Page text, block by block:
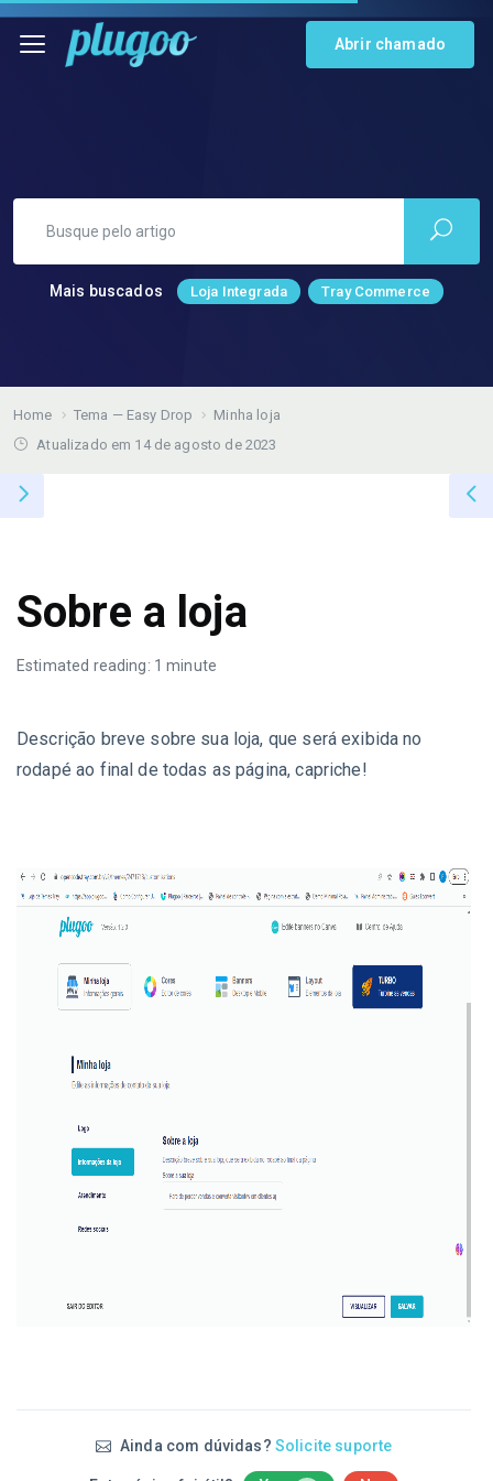
Abrir chamado
Mais buscados Loja Integrada Tray Commerce
Home Tema — Easy Drop
Minha loja
Atualizado em 14 de agosto de 2023
Sobre a loja
Estimated reading: 1 minute
Descrição breve sobre sua loja, que será exibida no
rodapé ao final de todas as página, capriche!
Ainda com dúvidas? Solicite suporte